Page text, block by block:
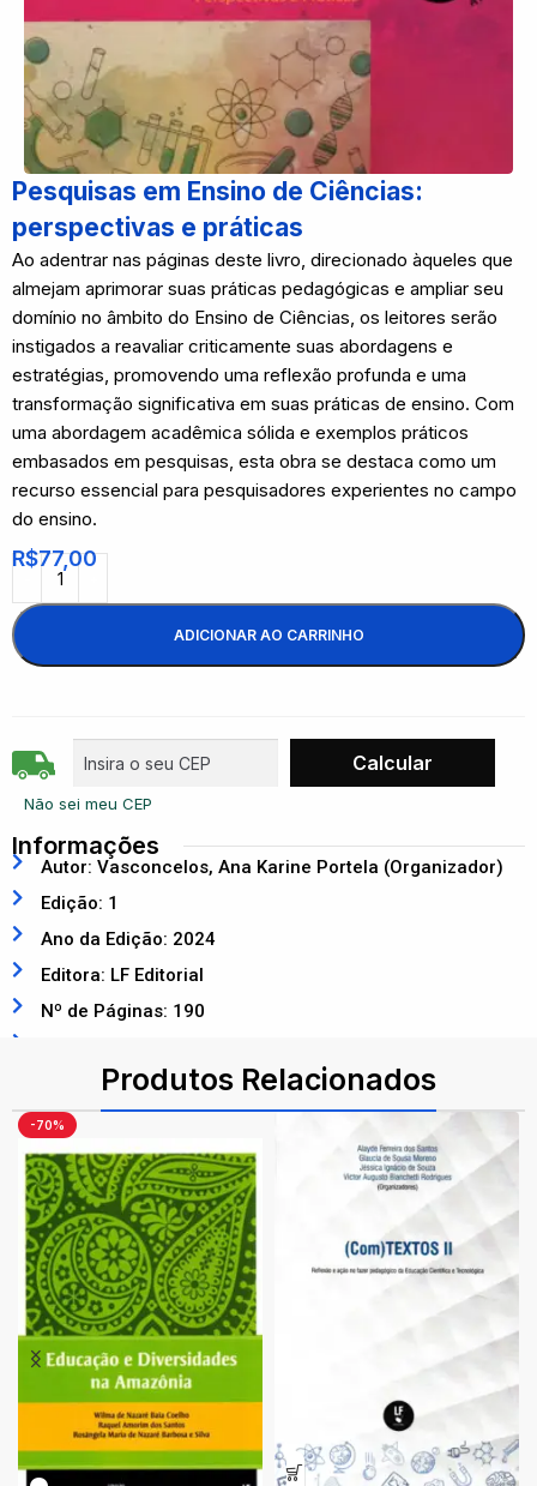
Pesquisas em Ensino de Ciências:
perspectivas e práticas
Ao adentrar nas páginas deste livro, direcionado àqueles que
almejam aprimorar suas práticas pedagógicas e ampliar seu
domínio no âmbito do Ensino de Ciências, os leitores serão
instigados a reavaliar criticamente suas abordagens e
estratégias, promovendo uma reflexão profunda e uma
transformação significativa em suas práticas de ensino. Com
uma abordagem acadêmica sólida e exemplos práticos
embasados em pesquisas, esta obra se destaca como um
recurso essencial para pesquisadores experientes no campo
do ensino.
R$77,00
ADICIONAR AO CARRINHO
Não sei meu CEP
Informações
Autor: Vasconcelos, Ana Karine Portela (Organizador)
Edição: 1
Ano da Edição: 2024
Editora: LF Editorial
Nº de Páginas: 190
Produtos Relacionados
-70%